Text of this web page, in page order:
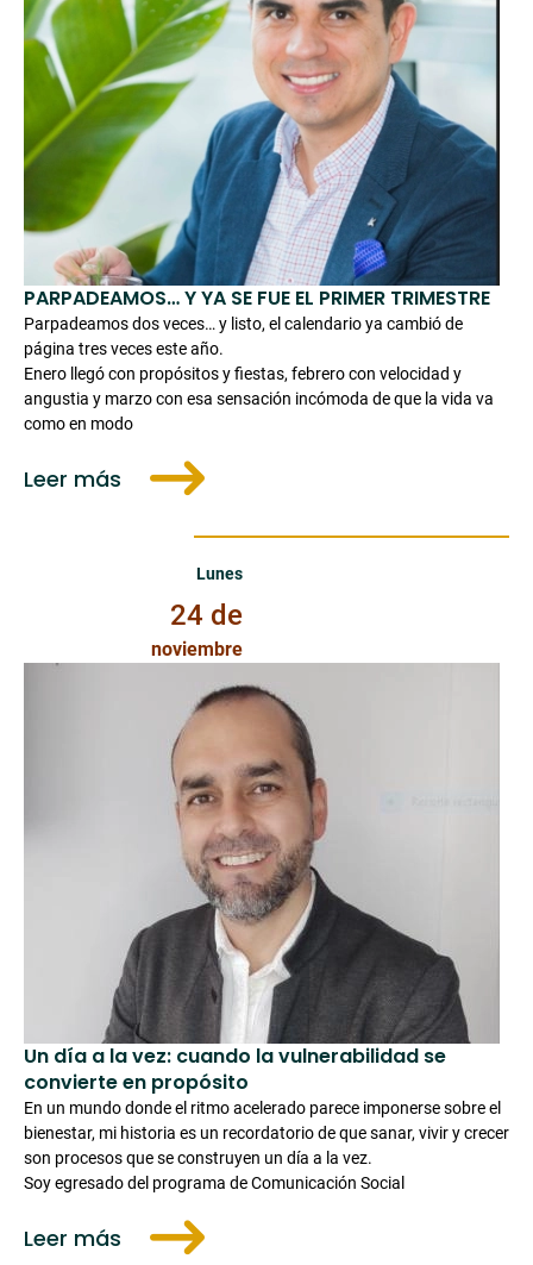
PARPADEAMOS… Y YA SE FUE EL PRIMER TRIMESTRE
Parpadeamos dos veces… y listo, el calendario ya cambió de
página tres veces este año.
Enero llegó con propósitos y fiestas, febrero con velocidad y
angustia y marzo con esa sensación incómoda de que la vida va
como en modo
Leer más
Lunes 24 de Noviembre de 2025
Lunes
24 de
noviembre
Un día a la vez: cuando la vulnerabilidad se
convierte en propósito
En un mundo donde el ritmo acelerado parece imponerse sobre el
bienestar, mi historia es un recordatorio de que sanar, vivir y crecer
son procesos que se construyen un día a la vez.
Soy egresado del programa de Comunicación Social
Leer más